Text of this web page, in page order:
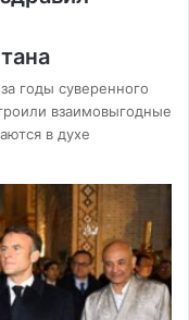
годы суверенного
взаимовыгодные
в духе